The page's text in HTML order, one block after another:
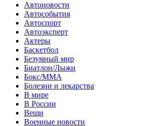
Автоновости
Автособытия
Автоспорт
Автоэксперт
Актеры
Баскетбол
Безумный мир
Биатлон/Лыжи
Бокс/MMA
Болезни и лекарства
В мире
В России
Вещи
Военные новости